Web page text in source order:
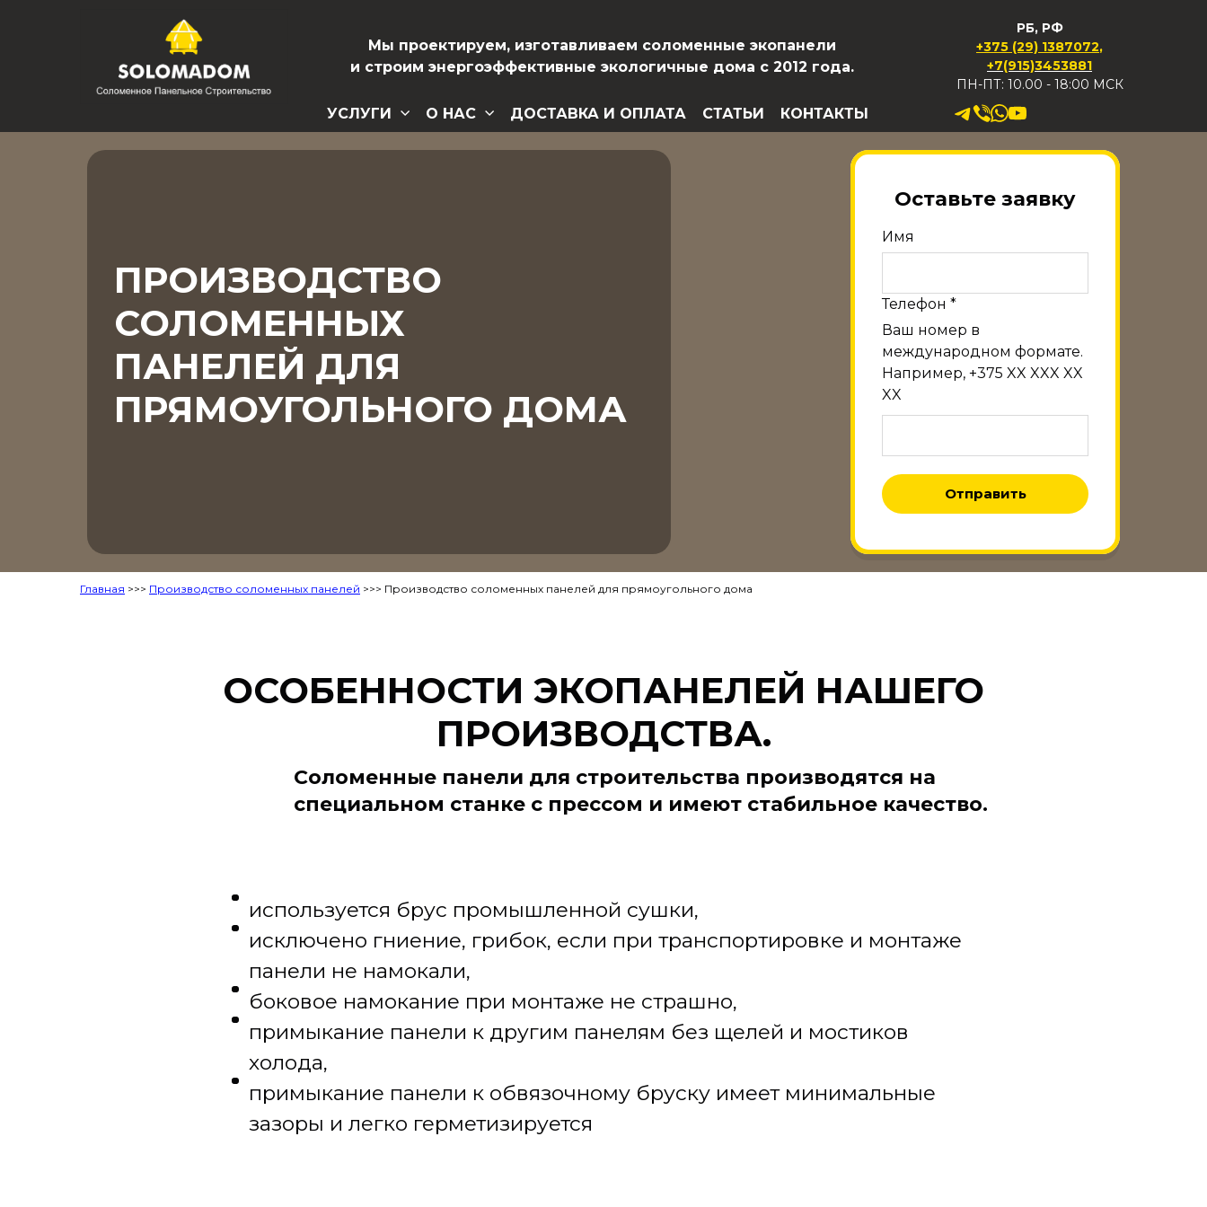
Мы проектируем, изготавливаем соломенные экопанели
и строим энергоэффективные экологичные дома с 2012 года.
РБ, РФ
+375 (29) 1387072,
+7(915)3453881
ПН-ПТ: 10.00 - 18:00 МСК
УСЛУГИ О НАС ДОСТАВКА И ОПЛАТА СТАТЬИ КОНТАКТЫ
ПРОИЗВОДСТВО
СОЛОМЕННЫХ
ПАНЕЛЕЙ ДЛЯ
ПРЯМОУГОЛЬНОГО ДОМА
Оставьте заявку
Имя
Телефон *
Ваш номер в
международном формате.
Например, +375 XX XXX XX
XX
Отправить
Главная >>> Производство соломенных панелей >>> Производство соломенных панелей для прямоугольного дома
ОСОБЕННОСТИ ЭКОПАНЕЛЕЙ НАШЕГО
ПРОИЗВОДСТВА.
Соломенные панели для строительства производятся на
специальном станке с прессом и имеют стабильное качество.
используется брус промышленной сушки,
исключено гниение, грибок, если при транспортировке и монтаже
панели не намокали,
боковое намокание при монтаже не страшно,
примыкание панели к другим панелям без щелей и мостиков
холода,
примыкание панели к обвязочному бруску имеет минимальные
зазоры и легко герметизируется